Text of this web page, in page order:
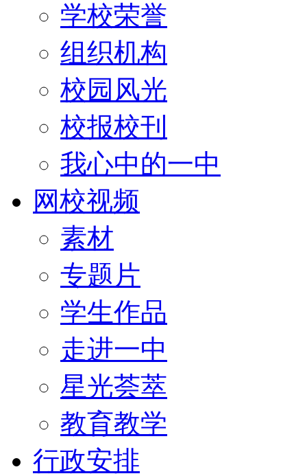
学校荣誉
组织机构
校园风光
校报校刊
我心中的一中
网校视频
素材
专题片
学生作品
走进一中
星光荟萃
教育教学
行政安排